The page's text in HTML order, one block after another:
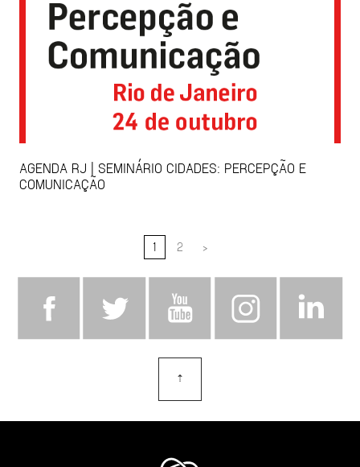
AGENDA RJ | SEMINÁRIO CIDADES: PERCEPÇÃO E
COMUNICAÇÃO
1 2 >
⇡